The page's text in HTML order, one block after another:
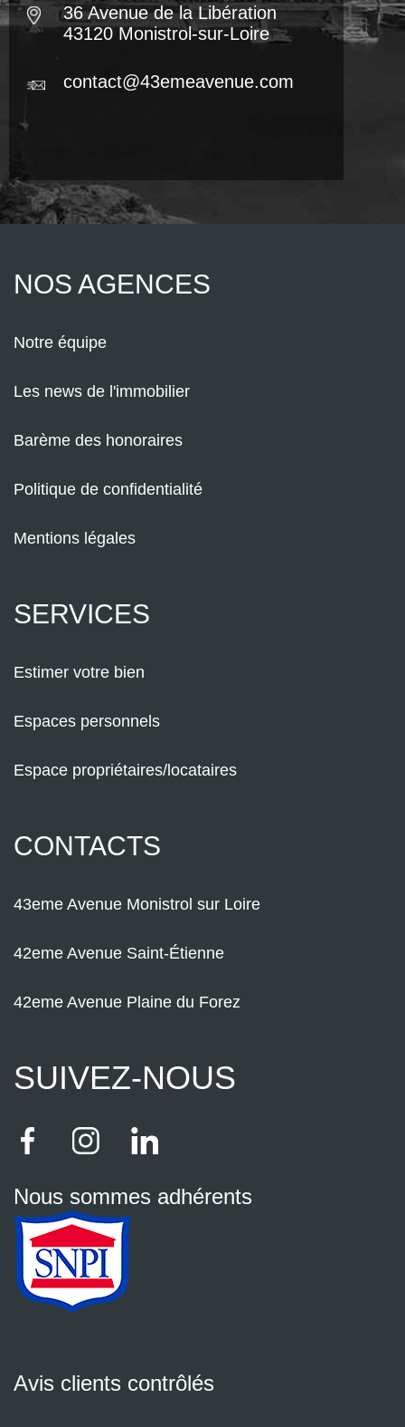
36 Avenue de la Libération
43120 Monistrol-sur-Loire
contact@43emeavenue.com
NOS AGENCES
Notre équipe
Les news de l'immobilier
Barème des honoraires
Politique de confidentialité
Mentions légales
SERVICES
Estimer votre bien
Espaces personnels
Espace propriétaires/locataires
CONTACTS
43eme Avenue Monistrol sur Loire
42eme Avenue Saint-Étienne
42eme Avenue Plaine du Forez
SUIVEZ-NOUS
Nous sommes adhérents
Avis clients contrôlés